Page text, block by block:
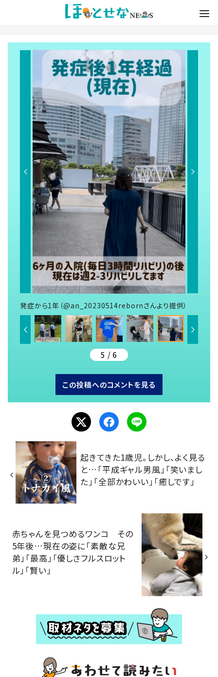
発症から1年（@an_20230514rebornさんより提供）
5 / 6
この投稿へのコメントを見る
起きてきた1歳児。しかし、よく見る
と…「平成ギャル男風」「笑いまし
た」「全部かわいい」「癒しです」
赤ちゃんを見つめるワンコ その
5年後…現在の姿に「素敵な兄
弟」「最高」「優しさフルスロット
ル」「賢い」